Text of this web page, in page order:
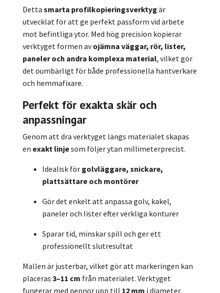
Detta smarta profilkopieringsverktyg är
utvecklat för att ge perfekt passform vid arbete
mot befintliga ytor. Med hög precision kopierar
verktyget formen avojämna väggar, rör, lister,
paneler och andra komplexa material, vilket gör
det oumbärligt för både professionella hantverkare
och hemmafixare.
Perfekt för exakta skär och
anpassningar
Genom att dra verktyget längs materialet skapas
en exakt linjesom följer ytan millimeterprecist.
Idealisk för golvläggare, snickare,
plattsättare och montörer
Gör det enkelt att anpassa golv, kakel,
paneler och lister efter verkliga konturer
Sparar tid, minskar spill och ger ett
professionellt slutresultat
Mallen är justerbar, vilket gör att markeringen kan
placeras 3–11 cm från materialet. Verktyget
fungerar med pennor upp till 12 mm i diameter.